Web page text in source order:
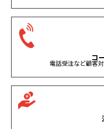
コ
電話受注など顧客